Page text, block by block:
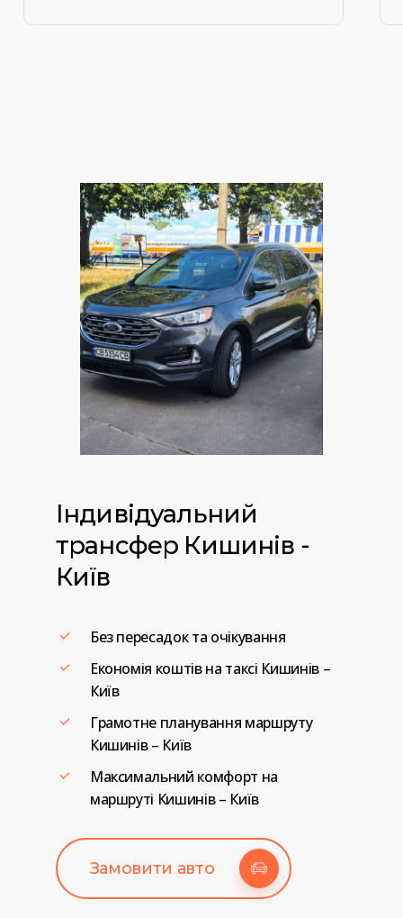
Індивідуальний
трансфер Кишинів -
Київ
Без пересадок та очікування
Економія коштів на таксі Кишинів –
Київ
Грамотне планування маршруту
Кишинів – Київ
Максимальний комфорт на
маршруті Кишинів – Київ
Замовити авто